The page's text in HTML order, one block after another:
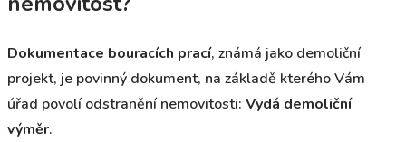
Dokumentace bouracích prací, známá jako demoliční
projekt, je povinný dokument, na základě kterého Vám
úřad povolí odstranění nemovitosti: Vydá demoliční
výměr.